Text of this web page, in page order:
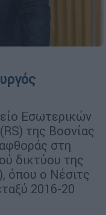
Εσωτερικών
της Βοσνίας
στη
δικτύου της
όπου ο Νέσιτς
2016-20